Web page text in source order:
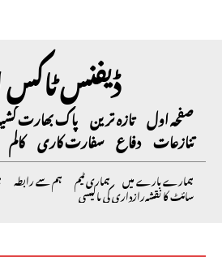
ڈیفنس
صفحہ اول تازہ ترین پاک بھارت
تنازعات دفاع سفارت کاری کالم
ہمارے بارے میں ہماری ٹیم ہم سے رابطہ
سائٹ کا نقشہرازداری کی پالیسی